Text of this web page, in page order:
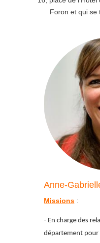
Foron et qui se
Anne-
Missions :
- En charge des
département pour